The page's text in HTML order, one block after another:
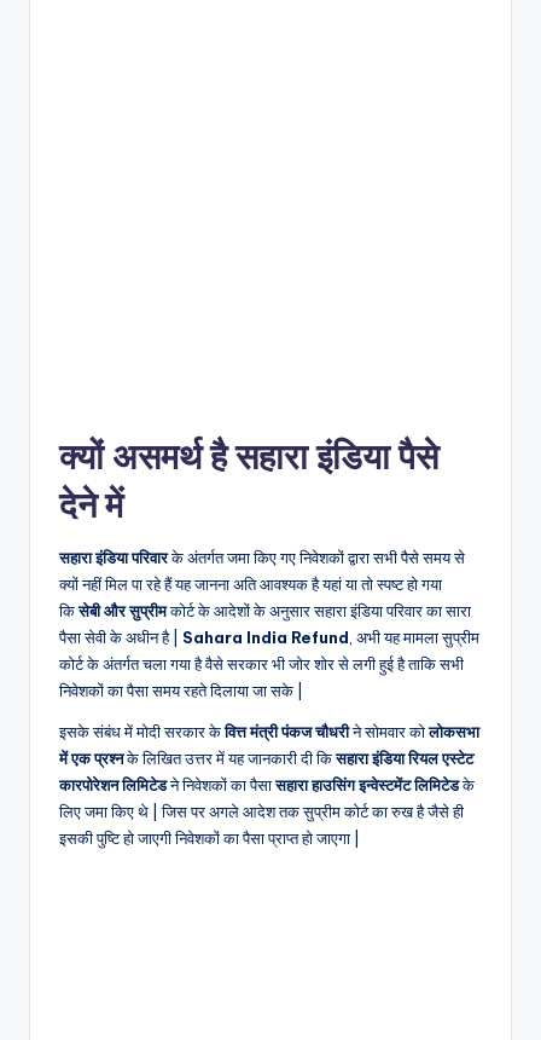
क्यों असमर्थ है सहारा इंडिया पैसे
देने में
सहारा इंडिया परिवारके अंतर्गत जमा किए गए निवेशकों द्वारा सभी पैसे समय से
क्यों नहीं मिल पा रहे हैं यह जानना अति आवश्यक है यहां या तो स्पष्ट हो गया
किसेबी और सुप्रीमकोर्ट के आदेशों के अनुसार सहारा इंडिया परिवार का सारा
पैसा सेवी के अधीन है | Sahara India Refund , अभी यह मामला सुप्रीम
कोर्ट के अंतर्गत चला गया है वैसे सरकार भी जोर शोर से लगी हुई है ताकि सभी
निवेशकों का पैसा समय रहते दिलाया जा सके |
इसके संबंध में मोदी सरकार केवित्त मंत्री पंकज चौधरीने सोमवार कोलोकसभा
में एक प्रश्नके लिखित उत्तर में यह जानकारी दी किसहारा इंडिया रियल एस्टेट
कारपोरेशन लिमिटेडने निवेशकों का पैसासहारा हाउसिंग इन्वेस्टमेंट लिमिटेडके
लिए जमा किए थे | जिस पर अगले आदेश तक सुप्रीम कोर्ट का रुख है जैसे ही
इसकी पुष्टि हो जाएगी निवेशकों का पैसा प्राप्त हो जाएगा |